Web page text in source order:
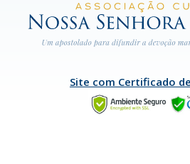
Site com Certificado